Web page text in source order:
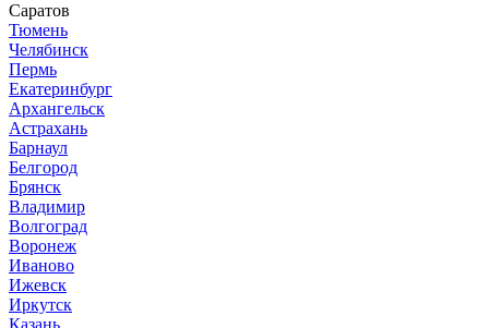
Саратов
Тюмень
Челябинск
Пермь
Екатеринбург
Архангельск
Астрахань
Барнаул
Белгород
Брянск
Владимир
Волгоград
Воронеж
Иваново
Ижевск
Иркутск
Казань